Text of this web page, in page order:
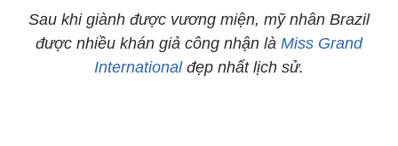
Sau khi giành được vương miện, mỹ nhân Brazil
được nhiều khán giả công nhận là Miss Grand
Internationalđẹp nhất lịch sử.